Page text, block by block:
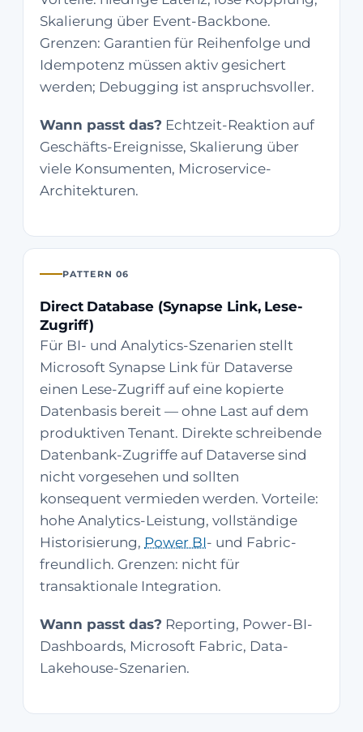
Skalierung über Event-Backbone.
Grenzen: Garantien für Reihenfolge und
Idempotenz müssen aktiv gesichert
werden; Debugging ist anspruchsvoller.
Wann passt das? Echtzeit-Reaktion auf
Geschäfts-Ereignisse, Skalierung über
viele Konsumenten, Microservice-
Architekturen.
PATTERN 06
Direct Database (Synapse Link, Lese-
Zugriff)
Für BI- und Analytics-Szenarien stellt
Microsoft Synapse Link für Dataverse
einen Lese-Zugriff auf eine kopierte
Datenbasis bereit — ohne Last auf dem
produktiven Tenant. Direkte schreibende
Datenbank-Zugriffe auf Dataverse sind
nicht vorgesehen und sollten
konsequent vermieden werden. Vorteile:
hohe Analytics-Leistung, vollständige
Historisierung, Power BI- und Fabric-
freundlich. Grenzen: nicht für
transaktionale Integration.
Wann passt das? Reporting, Power-BI-
Dashboards, Microsoft Fabric, Data-
Lakehouse-Szenarien.